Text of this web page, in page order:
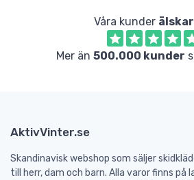
Våra kunder älskar
Mer än 500.000 kunder
AktivVinter.se
Skandinavisk webshop som säljer
till herr, dam och barn. Alla varor finns på